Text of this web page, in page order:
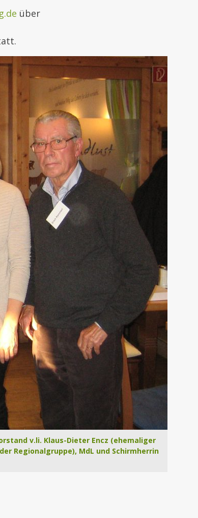
über
v.li. Klaus-Dieter Encz (ehemaliger
Regionalgruppe), MdL und Schirmherrin